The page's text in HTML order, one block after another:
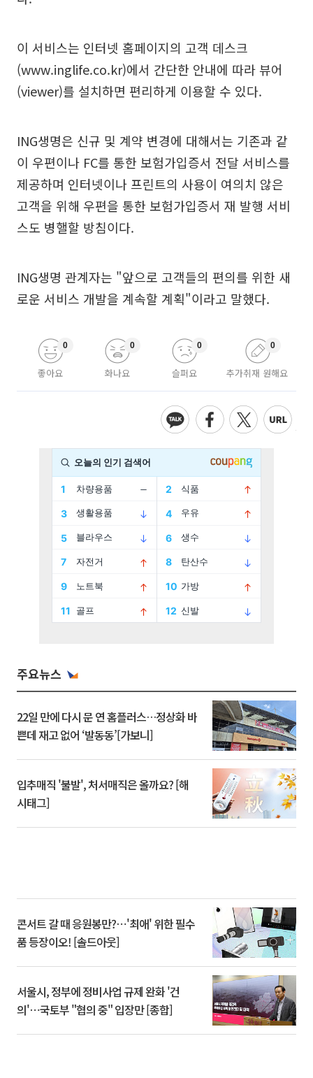
이 서비스는 인터넷 홈페이지의 고객 데스크
(www.inglife.co.kr)에서 간단한 안내에 따라 뷰어
(viewer)를 설치하면 편리하게 이용할 수 있다.
ING생명은 신규 및 계약 변경에 대해서는 기존과 같
이 우편이나 FC를 통한 보험가입증서 전달 서비스를
제공하며 인터넷이나 프린트의 사용이 여의치 않은
고객을 위해 우편을 통한 보험가입증서 재 발행 서비
스도 병핼할 방침이다.
ING생명 관계자는 "앞으로 고객들의 편의를 위한 새
로운 서비스 개발을 계속할 계획"이라고 말했다.
좋아요
0
화나요
0
슬퍼요
0
추가취재 원해요
0
주요뉴스
22일 만에 다시 문 연 홈플러스…정상화 바
쁜데 재고 없어 ‘발동동’[가보니]
입추매직 '불발', 처서매직은 올까요? [해
시태그]
콘서트 갈 때 응원봉만?⋯'최애' 위한 필수
품 등장이오! [솔드아웃]
서울시, 정부에 정비사업 규제 완화 '건
의'⋯국토부 "협의 중" 입장만 [종합]